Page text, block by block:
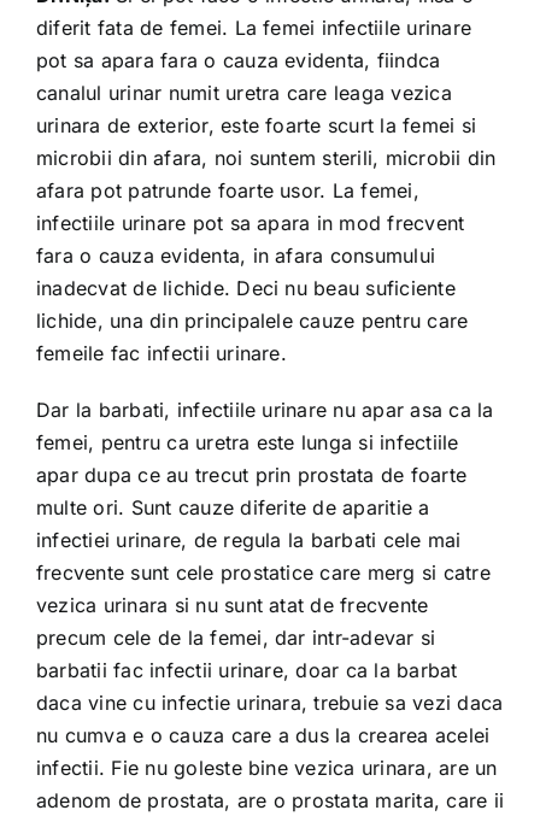
diferit fata de femei. La femei infectiile urinare
pot sa apara fara o cauza evidenta, fiindca
canalul urinar numit uretra care leaga vezica
urinara de exterior, este foarte scurt la femei si
microbii din afara, noi suntem sterili, microbii din
afara pot patrunde foarte usor. La femei,
infectiile urinare pot sa apara in mod frecvent
fara o cauza evidenta, in afara consumului
inadecvat de lichide. Deci nu beau suficiente
lichide, una din principalele cauze pentru care
femeile fac infectii urinare.
Dar la barbati, infectiile urinare nu apar asa ca la
femei, pentru ca uretra este lunga si infectiile
apar dupa ce au trecut prin prostata de foarte
multe ori. Sunt cauze diferite de aparitie a
infectiei urinare, de regula la barbati cele mai
frecvente sunt cele prostatice care merg si catre
vezica urinara si nu sunt atat de frecvente
precum cele de la femei, dar intr-adevar si
barbatii fac infectii urinare, doar ca la barbat
daca vine cu infectie urinara, trebuie sa vezi daca
nu cumva e o cauza care a dus la crearea acelei
infectii. Fie nu goleste bine vezica urinara, are un
adenom de prostata, are o prostata marita, care ii